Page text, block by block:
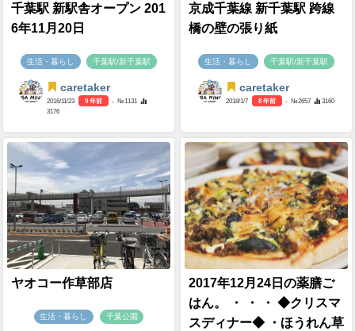
千葉駅 新駅舎オープン 201
6年11月20日
生活・暮らし 千葉駅/新千葉駅
caretaker
2016/11/23 9 年前
- №1131
3176
京成千葉線 新千葉駅 跨線
橋の壁の張り紙
生活・暮らし 千葉駅/新千葉駅
caretaker
2018/1/7 8 年前 - №2657 3160
ヤオコー作草部店
生活・暮らし 千葉公園
2017年12月24日の薬膳ご
はん。 ・ ・ ・ ◆クリスマ
スディナー◆ ・ほうれん草